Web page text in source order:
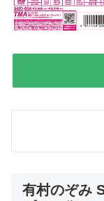
有村のぞみ